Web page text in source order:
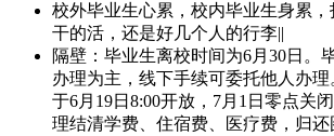
校外毕业生心累，校内毕业生身累
干的活，还是好几个人的行李||
隔壁：毕业生离校时间为6月30日。
办理为主，线下手续可委托他人办
于6月19日8:00开放，7月1日零点关
理结清学费、住宿费、医疗费，归还